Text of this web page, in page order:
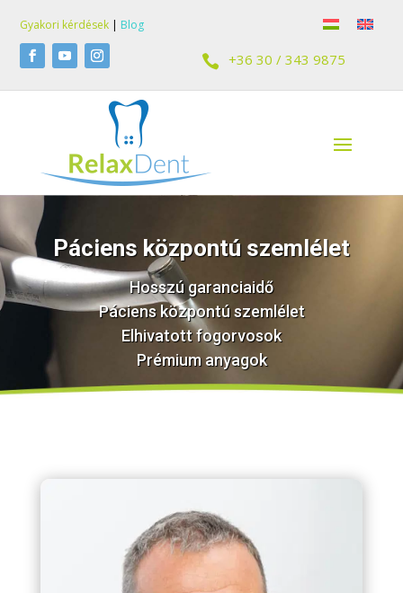
Gyakori kérdések | Blog
 +36 30 / 343 9875
Páciens központú szemlélet
Hosszú garanciaidő
Páciens központú szemlélet
Elhivatott fogorvosok
Prémium anyagok